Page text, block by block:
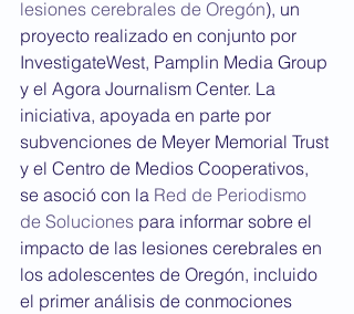
lesiones cerebrales de Oregón), un
proyecto realizado en conjunto por
InvestigateWest, Pamplin Media Group
y el Agora Journalism Center. La
iniciativa, apoyada en parte por
subvenciones de Meyer Memorial Trust
y el Centro de Medios Cooperativos,
se asoció con la Red de Periodismo
de Soluciones para informar sobre el
impacto de las lesiones cerebrales en
los adolescentes de Oregón, incluido
el primer análisis de conmociones